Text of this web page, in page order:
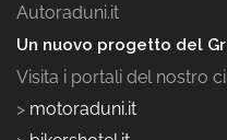
Autoraduni.it
Un nuovo progetto del
Visita i portali del nostro
> motoraduni.it